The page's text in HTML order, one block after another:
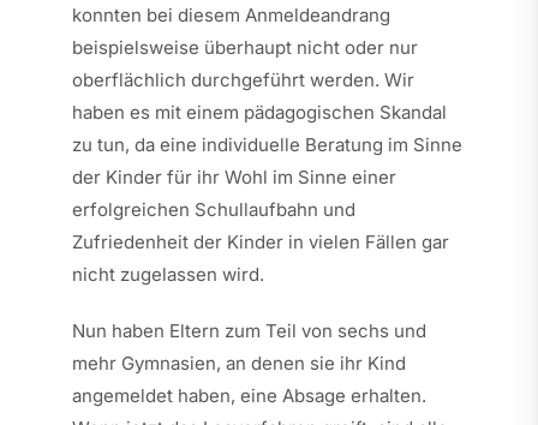
konnten bei diesem Anmeldeandrang
beispielsweise überhaupt nicht oder nur
oberflächlich durchgeführt werden. Wir
haben es mit einem pädagogischen Skandal
zu tun, da eine individuelle Beratung im Sinne
der Kinder für ihr Wohl im Sinne einer
erfolgreichen Schullaufbahn und
Zufriedenheit der Kinder in vielen Fällen gar
nicht zugelassen wird.
Nun haben Eltern zum Teil von sechs und
mehr Gymnasien, an denen sie ihr Kind
angemeldet haben, eine Absage erhalten.